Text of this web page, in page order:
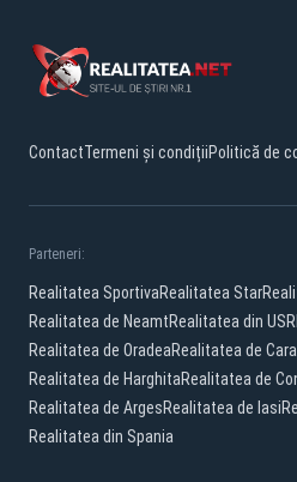
ContactTermeni și condițiiPolitică de
Parteneri:
Realitatea SportivaRealitatea Star
Realitatea de NeamtRealitatea din USR
Realitatea de OradeaRealitatea de
Realitatea de HarghitaRealitatea de
Realitatea de ArgesRealitatea de Iasi
Realitatea din Spania